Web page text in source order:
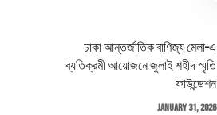
ঢাকা আন্তর্জাতিক বাণিজ্য মেলা–এ
ব্যতিক্রমী আয়োজনে জুলাই শহীদ স্মৃতি
ফাউন্ডেশন
January 31, 2026